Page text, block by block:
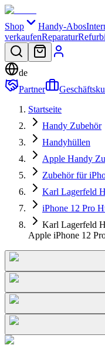
Shop Handy-Abos
verkaufenReparatur
de
Partner
Startseite
Handy Zubehör
Handyhüllen
Apple Handy
Zubehör für
Karl Lagerfeld
iPhone 12 Pro
Karl Lagerfeld
Apple iPhone 12